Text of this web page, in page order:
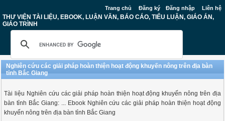
Trang chủ Đăng ký Đăng nhập Liên hệ
THƯ VIỆN TÀI LIỆU, EBOOK, LUẬN VĂN, BÁO CÁO, TIỂU LUẬN, GIÁO ÁN,
GIÁO TRÌNH
Nghiên cứu các giải pháp hoàn thiện hoạt động khuyến nông trên địa bàn
tỉnh Bắc Giang
Tài liệu Nghiên cứu các giải pháp hoàn thiện hoạt động khuyến nông trên địa
bàn tỉnh Bắc Giang: ... Ebook Nghiên cứu các giải pháp hoàn thiện hoạt động
khuyến nông trên địa bàn tỉnh Bắc Giang